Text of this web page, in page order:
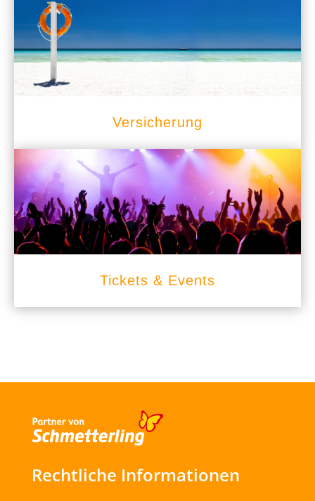
Versicherung
Tickets & Events
Rechtliche Informationen